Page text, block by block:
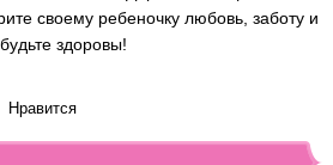
своему ребеночку любовь, заботу и
здоровы!
Нравится